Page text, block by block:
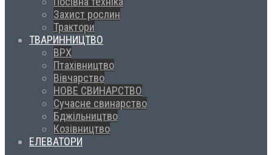
Захист рослин
Трактори
ТВАРИННИЦТВО
ВРХ
Птахівництво
Вівчарство
НОВЕ СВИНАРСТВО
Сучасне свинарство
Бджільництво
Козівництво
ЕЛЕВАТОРИ